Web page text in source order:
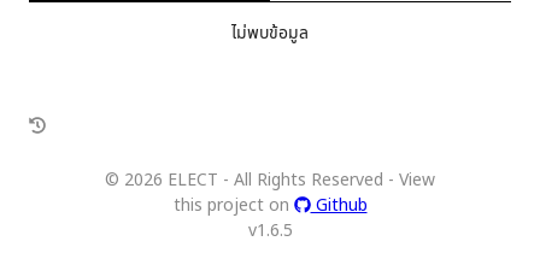
ไม่พบข้อมูล
© 2026 ELECT - All Rights Reserved - View
this project on
Github
v1.6.5